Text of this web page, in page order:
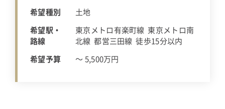
希望種別
土地
希望駅・
路線
東京メトロ有楽町線 東京メトロ南
北線 都営三田線 徒歩15分以内
希望予算
〜 5,500万円